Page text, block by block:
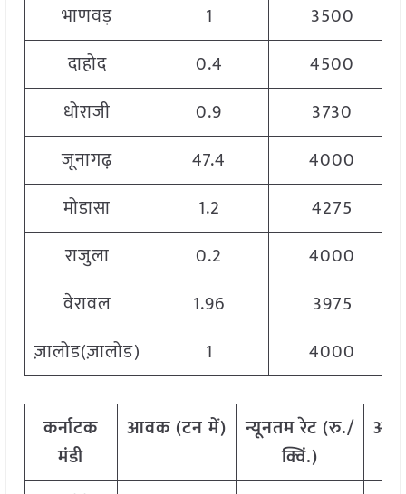
भाणवड़
1
3500
दाहोद
0.4
4500
धोराजी
0.9
3730
जूनागढ़
47.4
4000
मोडासा
1.2
4275
राजुला
0.2
4000
वेरावल
1.96
3975
ज़ालोड(ज़ालोड)
1 4000
कर्नाटक
मंडी
आवक (टनमें) न्यूनतमरेट (रु./
क्विं.)